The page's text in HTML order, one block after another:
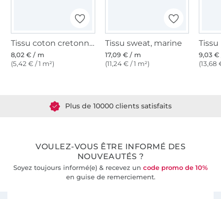
Tissu coton cretonne fanion, marine
8,02 € / m
(5,42 € / 1 m²)
Tissu sweat, marine
17,09 € / m
(11,24 € / 1 m²)
9,03
(13,68
Plus de 10000 clients satisfaits
VOULEZ-VOUS ÊTRE INFORMÉ DES
NOUVEAUTÉS ?
Soyez toujours informé(e) & recevez un code promo de 10%
en guise de remerciement.